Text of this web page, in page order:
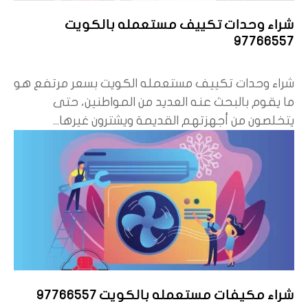
شراء وحدات تكييف مستعمله بالكويت
97766557
شراء وحدات تكييف مستعمله الكويت بسعر مرتفع هو
ما يقوم بالبحث عنه العديد من المواطنين، حتى
يتخلصون من أجهزتهم القديمة ويشترون غيرها...
شراء مكيفات مستعمله بالكويت 97766557